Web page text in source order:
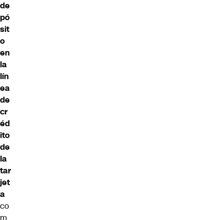
de
pó
sit
o
en
la
lín
ea
de
cr
éd
ito
de
la
tar
jet
a
co
m